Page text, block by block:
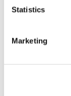
Statistics
Marketing